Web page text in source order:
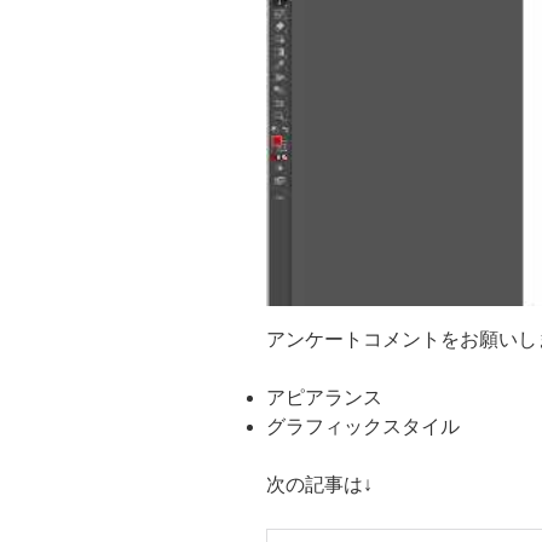
アンケートコメントをお願いし
アピアランス
グラフィックスタイル
次の記事は↓